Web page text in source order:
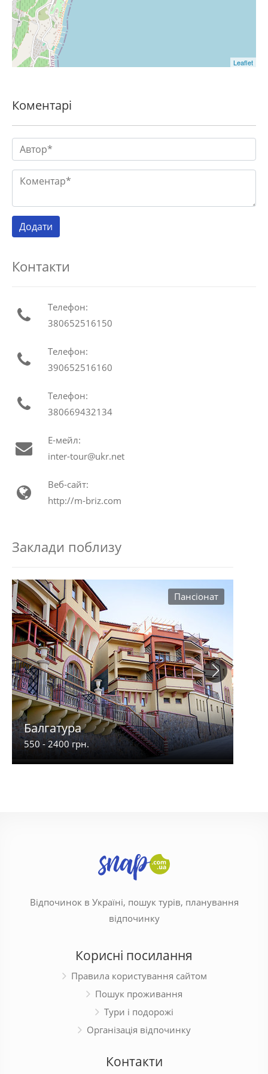
Leaflet
Коментарі
Контакти
Телефон:
380652516150
Телефон:
390652516160
Телефон:
380669432134
Е-мейл:
inter-tour@ukr.net
Веб-сайт:
http://m-briz.com
Заклади поблизу
Пансіонат
Балгатура
550 - 2400 грн.
Відпочинок в Україні, пошук турів, планування
відпочинку
Корисні посилання
Правила користування сайтом
Пошук проживання
Тури і подорожі
Організація відпочинку
Контакти